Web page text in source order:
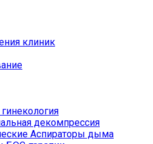
клиник
декомпрессия
Аспираторы дыма